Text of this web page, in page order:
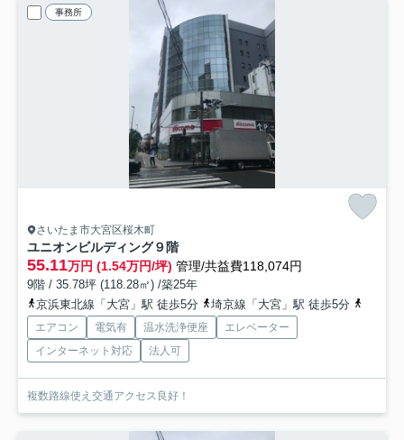
事務所
さいたま市大宮区桜木町
ユニオンビルディング９階
55.11万円 (1.54万円/坪) 管理/共益費118,074円
9階 / 35.78坪 (118.28㎡) /築25年
京浜東北線「大宮」駅 徒歩5分
埼京線「大宮」駅 徒歩5分
エアコン 電気有 温水洗浄便座
エレベーター
インターネット対応
法人可
複数路線使え交通アクセス良好！